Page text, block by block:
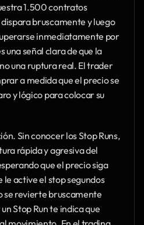
1.500 contratos
bruscamente y luego
inmediatamente por
una señal clara de que la
una ruptura real. El trader
a medida que el precio se
y lógico para colocar su
Sin conocer los Stop Runs,
rápida y agresiva del
que el precio siga
le active el stop segundos
se revierte bruscamente
Stop Run te indica que